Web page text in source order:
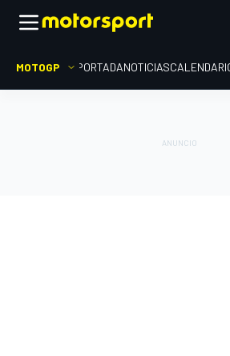
MOTOGP PORTADANOTICIAS